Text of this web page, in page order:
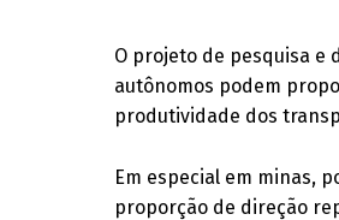
O projeto de pesquisa e
autônomos podem
produtividade dos
Em especial em minas,
proporção de direção